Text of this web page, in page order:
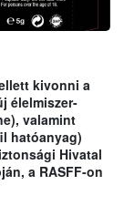
kivonni a
élelmiszer-
valamint
hatóanyag)
Hivatal
a RASFF-on